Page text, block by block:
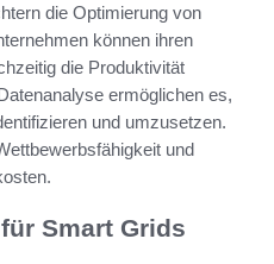
die Optimierung von
können ihren
die Produktivität
ermöglichen es,
und umzusetzen.
und
Smart Grids